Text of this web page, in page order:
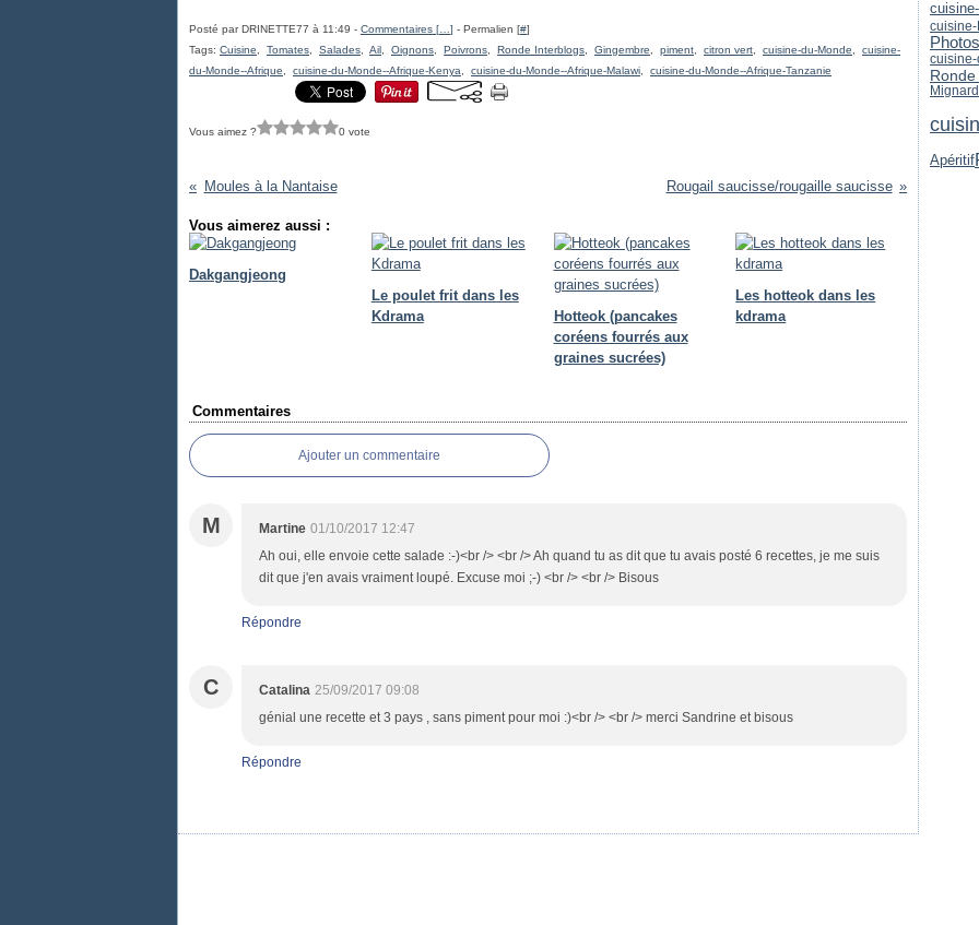
Posté par DRINETTE77 à 11:49 - Commentaires [ ] - Permalien [#]
Tags: Cuisine Tomates Salades Ail Oignons Poivrons Ronde Interblogs Gingembre piment citron vert cuisine-du-Monde
cuisine-
du-Monde--Afrique
cuisine-du-Monde--Afrique-Kenya cuisine-du-Monde--Afrique-Malawi cuisine-du-Monde--Afrique-Tanzanie
Vous aimez ? 0 vote
Moules à la Nantaise Rougail saucisse/rougaille saucisse
Vous aimerez aussi :
Dakgangjeong
Le poulet frit dans les
Kdrama
Hotteok (pancakes
coréens fourrés aux
graines sucrées)
Les hotteok dans les
kdrama
Commentaires
Ajouter un commentaire
M Martine 01/10/2017 12:47
Ah oui, elle envoie cette salade :-)<br /> <br /> Ah quand tu as dit que tu avais posté 6 recettes, je me suis
dit que j'en avais vraiment loupé. Excuse moi ;-) <br /> <br /> Bisous
Répondre
C Catalina 25/09/2017 09:08
génial une recette et 3 pays , sans piment pour moi :)<br /> <br /> merci Sandrine et bisous
Répondre
cuisine-
Photos
Apéritif